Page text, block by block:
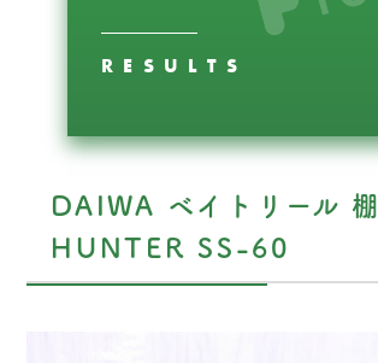
RESULTS
DAIWA ベイトリール 棚
HUNTER SS-60